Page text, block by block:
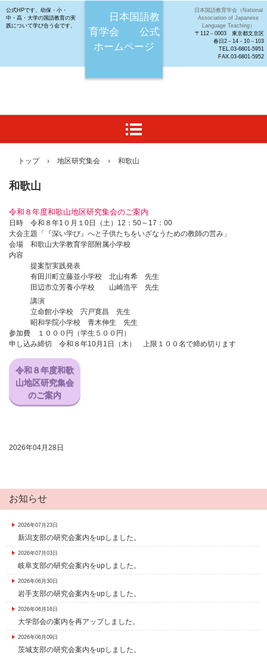
日本国語教
育学会 公式
ホームページ
公式HPです。幼保・小・
中・高・大学の国語教育の実
践について学び合う会です。
日本国語教育学会（National
Association of Japanese
Language Teaching）
〒112－0003 東京都文京区
春日2－14－10－103
TEL.03-6801-5951
FAX.03-6801-5952
トップ › 地区研究集会 › 和歌山
和歌山
令和８ 年度和歌山地区研究集会のご案内
日時 令和８年1０月１0日（土）12：50～17：00
大会主題「『深い学び』へと子供たちをいざなうための教師の営み」
会場 和歌山大学教育学部附属小学校
内容
提案型実践発表
有田川町立藤並小学校 北山有希 先生
田辺市立芳養小学校 山崎浩平 先生
講演
立命館小学校 宍戸寛昌 先生
昭和学院小学校 青木伸生 先生
参加費 １０００円（学生５００円）
申し込み締切 令和８年10月1日（木） 上限１００名で締め切ります
令和８年度和歌
山地区研究集会
のご案内
2026年04月28日
お知らせ
2026年07月23日
新潟支部の研究会案内をupしました。
2026年07月03日
岐阜支部の研究会案内をupしました。
2026年06月30日
岩手支部の研究会案内をupしました。
2026年06月16日
大学部会の案内を再アップしました。
2026年06月09日
茨城支部の研究会案内をupしました。